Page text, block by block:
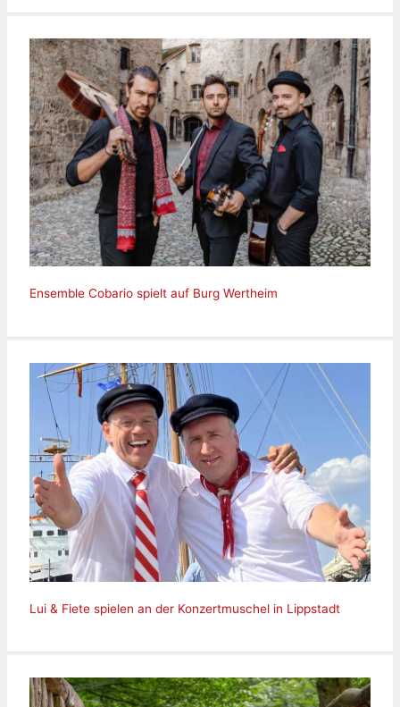
Ensemble Cobario spielt auf Burg Wertheim
Lui & Fiete spielen an der Konzertmuschel in Lippstadt